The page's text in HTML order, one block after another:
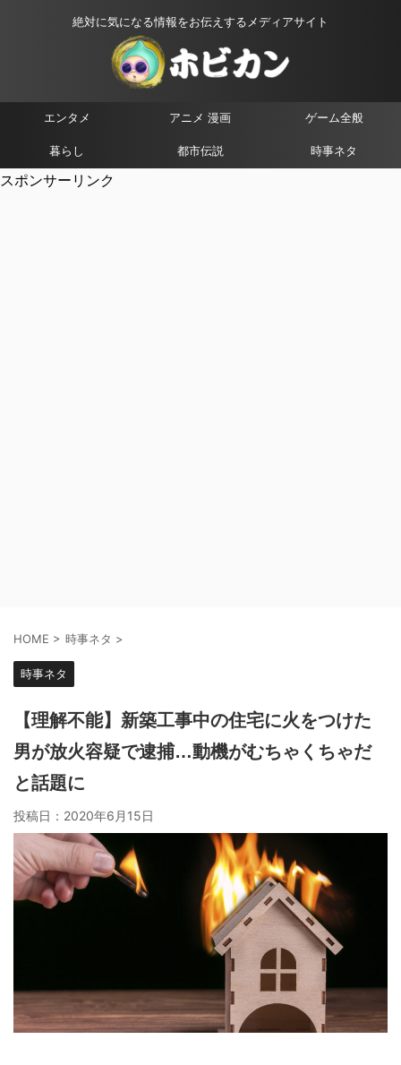
絶対に気になる情報をお伝えするメディアサイト
エンタメ アニメ 漫画 ゲーム全般
暮らし 都市伝説 時事ネタ
スポンサーリンク
HOME > 時事ネタ >
時事ネタ
【理解不能】新築工事中の住宅に火をつけた
男が放火容疑で逮捕…動機がむちゃくちゃだ
と話題に
投稿日： 2020年6月15日